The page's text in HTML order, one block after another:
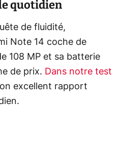
quotidien
de fluidité,
Note 14 coche de
108 MP et sa batterie
de prix. Dans notre test
excellent rapport